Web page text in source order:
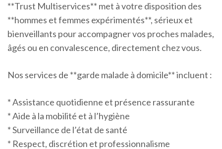
**Trust Multiservices** met à votre disposition des
**hommes et femmes expérimentés**, sérieux et
bienveillants pour accompagner vos proches malades,
âgés ou en convalescence, directement chez vous.
Nos services de **garde malade à domicile** incluent :
* Assistance quotidienne et présence rassurante
* Aide à la mobilité et à l’hygiène
* Surveillance de l’état de santé
* Respect, discrétion et professionnalisme